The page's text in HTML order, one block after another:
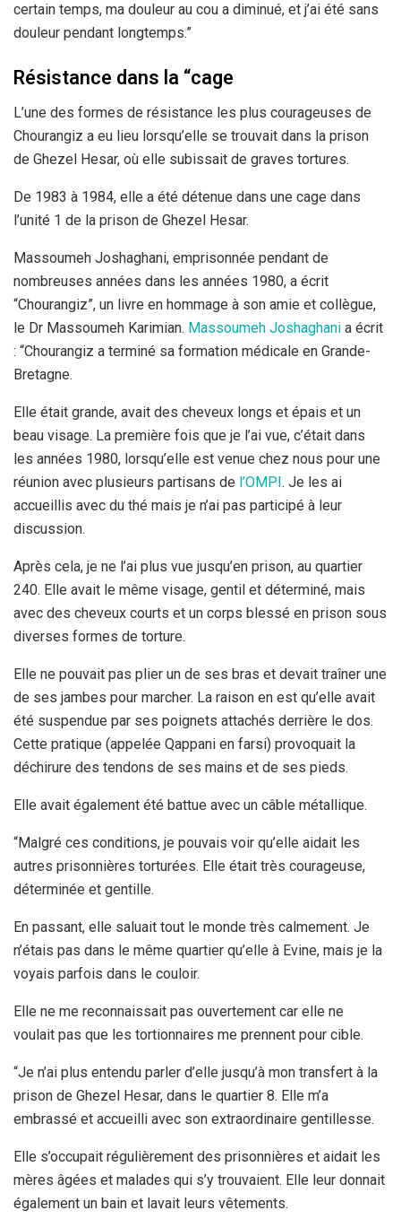
certain temps, ma douleur au cou a diminué, et j’ai été sans
douleur pendant longtemps.”
Résistance dans la “cage
L’une des formes de résistance les plus courageuses de
Chourangiz a eu lieu lorsqu’elle se trouvait dans la prison
de Ghezel Hesar, où elle subissait de graves tortures.
De 1983 à 1984, elle a été détenue dans une cage dans
l’unité 1 de la prison de Ghezel Hesar.
Massoumeh Joshaghani, emprisonnée pendant de
nombreuses années dans les années 1980, a écrit
“Chourangiz”, un livre en hommage à son amie et collègue,
le Dr Massoumeh Karimian. Massoumeh Joshaghani a écrit
: “Chourangiz a terminé sa formation médicale en Grande-
Bretagne.
Elle était grande, avait des cheveux longs et épais et un
beau visage. La première fois que je l’ai vue, c’était dans
les années 1980, lorsqu’elle est venue chez nous pour une
réunion avec plusieurs partisans de l’OMPI. Je les ai
accueillis avec du thé mais je n’ai pas participé à leur
discussion.
Après cela, je ne l’ai plus vue jusqu’en prison, au quartier
240. Elle avait le même visage, gentil et déterminé, mais
avec des cheveux courts et un corps blessé en prison sous
diverses formes de torture.
Elle ne pouvait pas plier un de ses bras et devait traîner une
de ses jambes pour marcher. La raison en est qu’elle avait
été suspendue par ses poignets attachés derrière le dos.
Cette pratique (appelée Qappani en farsi) provoquait la
déchirure des tendons de ses mains et de ses pieds.
Elle avait également été battue avec un câble métallique.
“Malgré ces conditions, je pouvais voir qu’elle aidait les
autres prisonnières torturées. Elle était très courageuse,
déterminée et gentille.
En passant, elle saluait tout le monde très calmement. Je
n’étais pas dans le même quartier qu’elle à Evine, mais je la
voyais parfois dans le couloir.
Elle ne me reconnaissait pas ouvertement car elle ne
voulait pas que les tortionnaires me prennent pour cible.
“Je n’ai plus entendu parler d’elle jusqu’à mon transfert à la
prison de Ghezel Hesar, dans le quartier 8. Elle m’a
embrassé et accueilli avec son extraordinaire gentillesse.
Elle s’occupait régulièrement des prisonnières et aidait les
mères âgées et malades qui s’y trouvaient. Elle leur donnait
également un bain et lavait leurs vêtements.